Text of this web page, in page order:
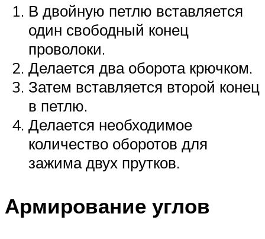
В двойную петлю вставляется
один свободный конец
проволоки.
Делается два оборота крючком.
Затем вставляется второй конец
в петлю.
Делается необходимое
количество оборотов для
зажима двух прутков.
Армирование углов